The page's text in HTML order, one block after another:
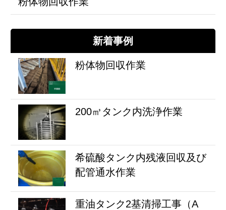
新着事例
粉体物回収作業
200㎥タンク内洗浄作業
希硫酸タンク内残液回収及び
配管通水作業
重油タンク2基清掃工事（A